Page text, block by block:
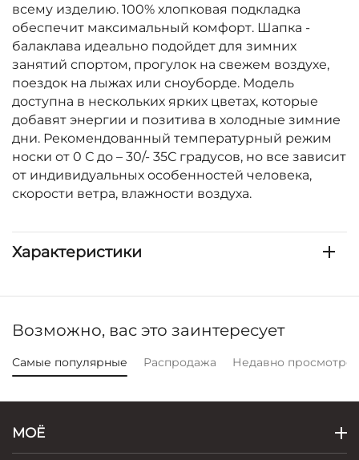
всему изделию. 100% хлопковая подкладка
обеспечит максимальный комфорт. Шапка -
балаклава идеально подойдет для зимних
занятий спортом, прогулок на свежем воздухе,
поездок на лыжах или сноуборде. Модель
доступна в нескольких ярких цветах, которые
добавят энергии и позитива в холодные зимние
дни. Рекомендованный температурный режим
носки от 0 С до – 30/- 35С градусов, но все зависит
от индивидуальных особенностей человека,
скорости ветра, влажности воздуха.
Характеристики
Возможно, вас это заинтересует
Самые популярные Распродажа Недавно
МОЁ